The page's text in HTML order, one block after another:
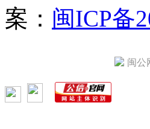
案： 闽ICP备
闽公